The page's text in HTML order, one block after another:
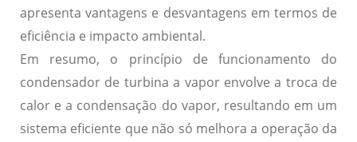
apresentavantagens e desvantagens em termos de
eficiência e impacto ambiental.
Em resumo, o princípio de funcionamento do
condensador de turbina a vapor envolve a troca de
calor e a condensação do vapor, resultando em um
sistema eficiente que não só melhora a operação da